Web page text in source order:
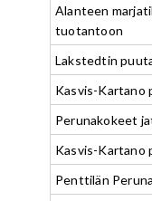
Alanteen
tuotantoon
Lakstedtin
Kasvis-Kartano
Perunakokeet
Kasvis-Kartano
Penttilän